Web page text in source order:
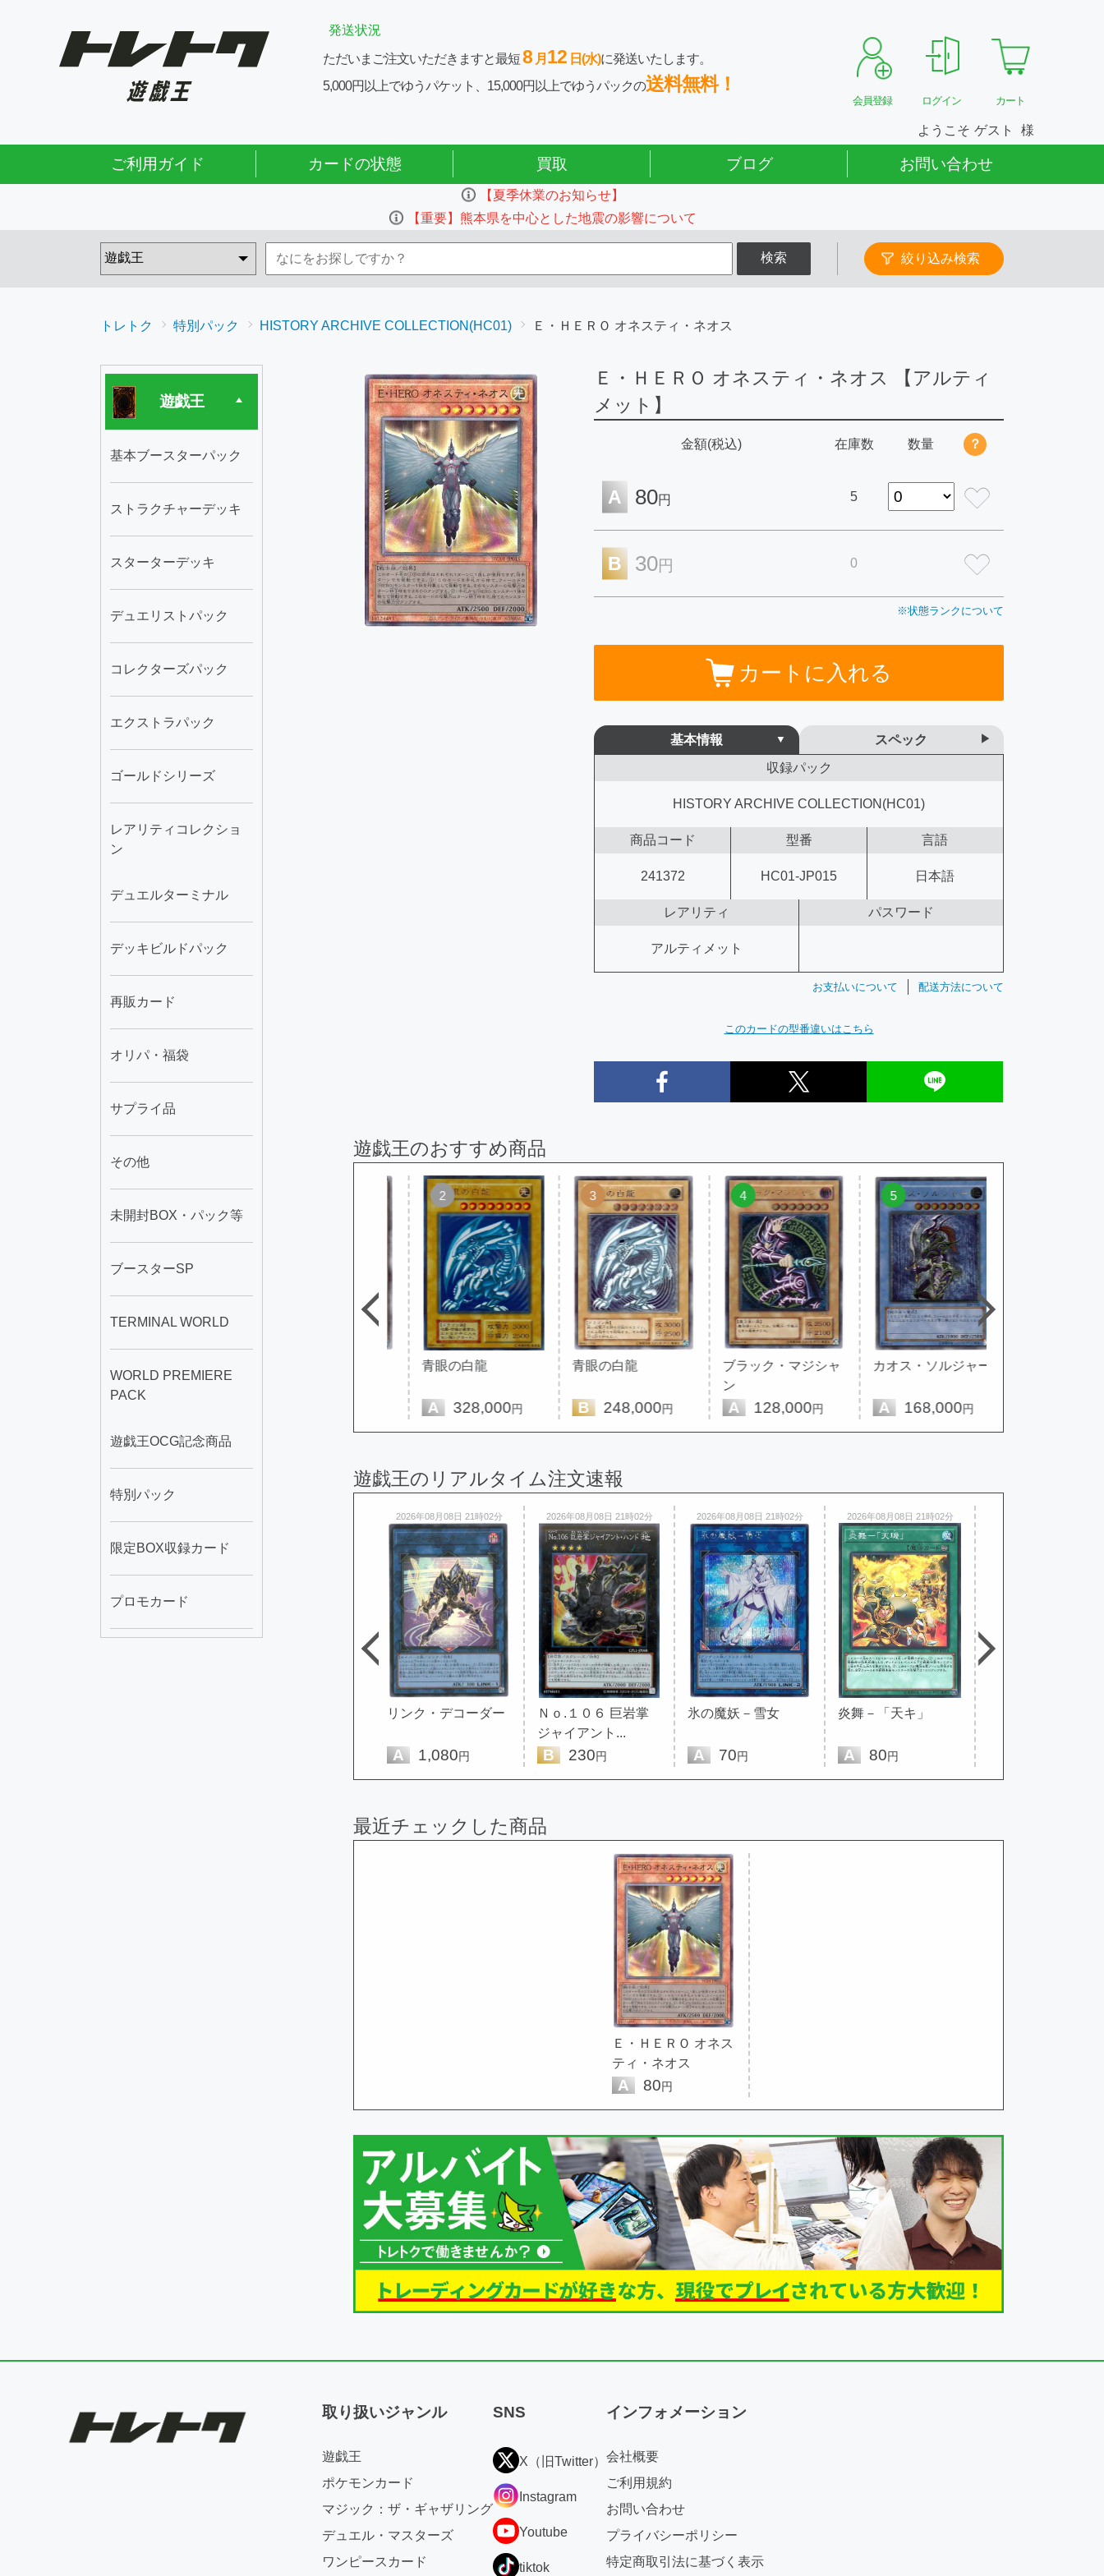
発送状況
ただいまご注文いただきますと最短8 月 12 日(水)に発送いたします。
5,000円以上でゆうパケット、15,000円以上でゆうパックの送料無料！
会員登録 ログイン カート
ようこそ ゲスト
ご利用ガイド カードの状態 買取 ブログ お問い合わせ
【夏季休業のお知らせ】
【重要】熊本県を中心とした地震の影響について
検索 絞り込み検索
トレトク 特別パック HISTORY ARCHIVE COLLECTION(HC01) Ｅ・ＨＥＲＯ オネスティ・ネオス
遊戯王
基本ブースターパック
ストラクチャーデッキ
スターターデッキ
デュエリストパック
コレクターズパック
エクストラパック
ゴールドシリーズ
レアリティコレクショ
ン
デュエルターミナル
デッキビルドパック
再販カード
オリパ・福袋
サプライ品
その他
未開封BOX・パック等
ブースターSP
TERMINAL WORLD
WORLD PREMIERE
PACK
遊戯王OCG記念商品
特別パック
限定BOX収録カード
プロモカード
Ｅ・ＨＥＲＯ オネスティ・ネオス 【アルティ
メット】
金額(税込) 在庫数 数量 ？
A 80円 5
B 30円 0
※状態ランクについて
カートに入れる
基本情報
スペック
収録パック
HISTORY ARCHIVE COLLECTION(HC01)
商品コード 型番 言語
241372 HC01-JP015 日本語
レアリティ パスワード
アルティメット
お支払いについて 配送方法について
このカードの型番違いはこちら
遊戯王のおすすめ商品
2
青眼の白龍
328,000円
3
青眼の白龍
248,000円
4
ブラック・マジシャ
128,000円
5
カオス・ソルジャー
168,000円
遊戯王のリアルタイム注文速報
2026年08月08日 21時02分
リンク・デコーダー
A 1,080円
2026年08月08日 21時02分
Ｎｏ.１０６ 巨岩掌
ジャイアント...
B 230円
2026年08月08日 21時02分
氷の魔妖－雪女
A 70円
2026年08月08日 21時02分
炎舞－「天キ」
A 80円
最近チェックした商品
Ｅ・ＨＥＲＯ オネス
ティ・ネオス
A 80円
取り扱いジャンル
遊戯王
ポケモンカード
マジック：ザ・ギャザリング
デュエル・マスターズ
ワンピースカード
SNS
X（旧Twitter）
Instagram
Youtube
tiktok
インフォメーション
会社概要
ご利用規約
お問い合わせ
プライバシーポリシー
特定商取引法に基づく表示